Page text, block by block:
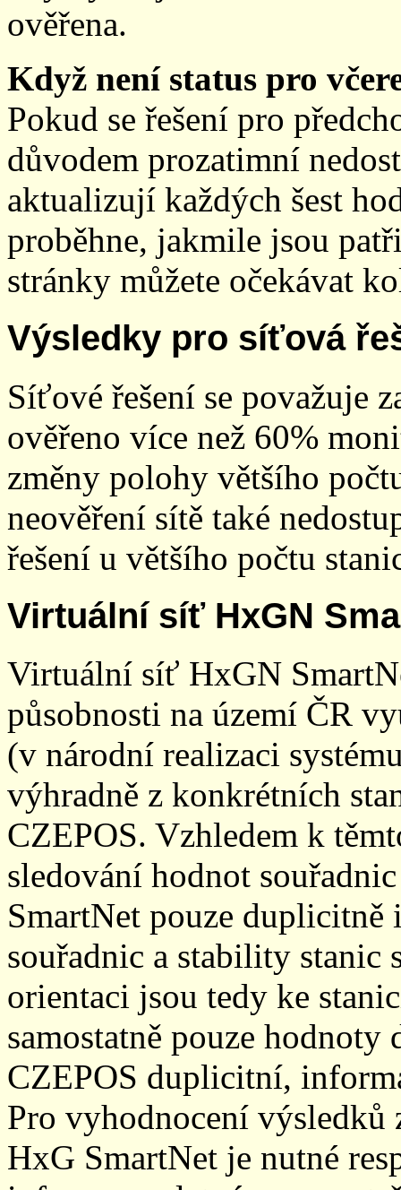
ověřena.
Když není status pro
Pokud se řešení pro
důvodem prozatimní
aktualizují každých šest
proběhne, jakmile jsou
stránky můžete očekávat
Výsledky pro síťová
Síťové řešení se považuje
ověřeno více než 60%
změny polohy většího
neověření sítě také
řešení u většího počtu
Virtuální síť HxGN
Virtuální síť HxGN
působnosti na území ČR
(v národní realizaci
výhradně z konkrétních
CZEPOS. Vzhledem k
sledování hodnot
SmartNet pouze
souřadnic a stability stanic
orientaci jsou tedy ke
samostatně pouze
CZEPOS duplicitní,
Pro vyhodnocení
HxG SmartNet je nutné